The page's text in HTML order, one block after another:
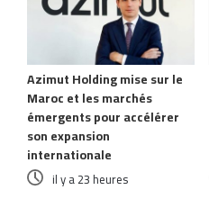
Azimut Holding mise sur le
Maroc et les marchés
émergents pour accélérer
son expansion
internationale
il y a 23 heures